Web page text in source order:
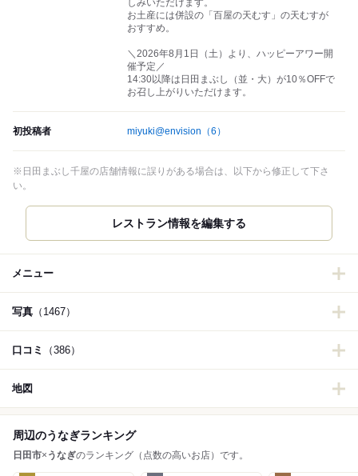
しみいただけます。
お土産には併設の「百屋の天むす」の天むすが
おすすめ。
＼2026年8月1日（土）より、ハッピーアワー開
催予定／
14:30以降は日田まぶし（並・大）が10％OFFで
お召し上がりいただけます。
初投稿者 miyuki@envision （6）
※日田まぶし千屋の店舗情報に誤りがある場合は、以下から修正して下さ
い。
レストラン情報を編集する
メニュー
写真 （1467）
口コミ （386）
地図
周辺のうなぎランキング
日田市× うなぎのランキング（点数の高いお店）です。